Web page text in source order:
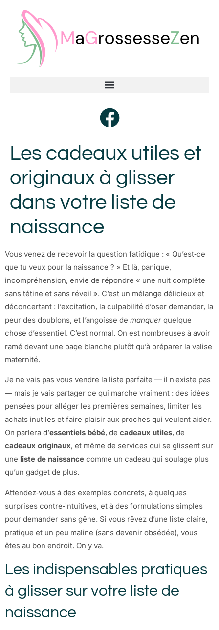
Les cadeaux utiles et
originaux à glisser
dans votre liste de
naissance
Vous venez de recevoir la question fatidique : « Qu’est‑ce
que tu veux pour la naissance ? » Et là, panique,
incompréhension, envie de répondre « une nuit complète
sans tétine et sans réveil ». C’est un mélange délicieux et
déconcertant : l’excitation, la culpabilité d’oser demander, la
peur des doublons, et l’angoisse de manquer quelque
chose d’essentiel. C’est normal. On est nombreuses à avoir
ramé devant une page blanche plutôt qu’à préparer la valise
maternité.
Je ne vais pas vous vendre la liste parfaite — il n’existe pas
— mais je vais partager ce qui marche vraiment : des idées
pensées pour alléger les premières semaines, limiter les
achats inutiles et faire plaisir aux proches qui veulent aider.
On parlera d’essentiels bébé, de cadeaux utiles, de
cadeaux originaux, et même de services qui se glissent sur
une liste de naissance comme un cadeau qui soulage plus
qu’un gadget de plus.
Attendez‑vous à des exemples concrets, à quelques
surprises contre‑intuitives, et à des formulations simples
pour demander sans gêne. Si vous rêvez d’une liste claire,
pratique et un peu maline (sans devenir obsédée), vous
êtes au bon endroit. On y va.
Les indispensables pratiques
à glisser sur votre liste de
naissance